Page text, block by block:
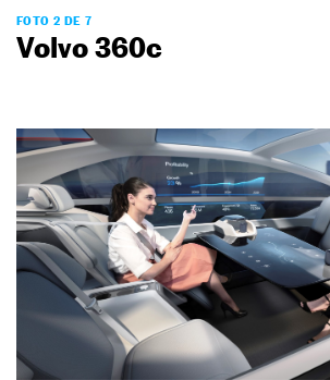
FOTO 2 DE 7
Volvo 360c